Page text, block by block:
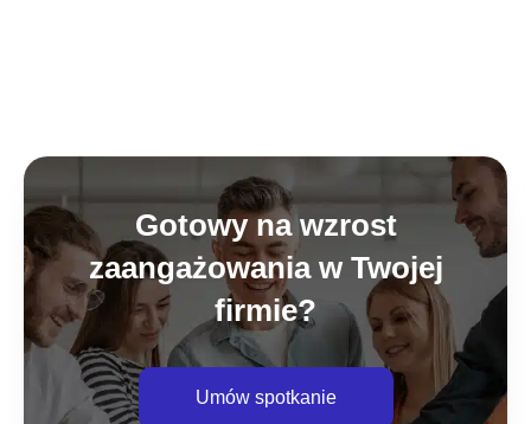
Gotowy na wzrost
zaangażowania w Twojej
firmie?
Umów spotkanie